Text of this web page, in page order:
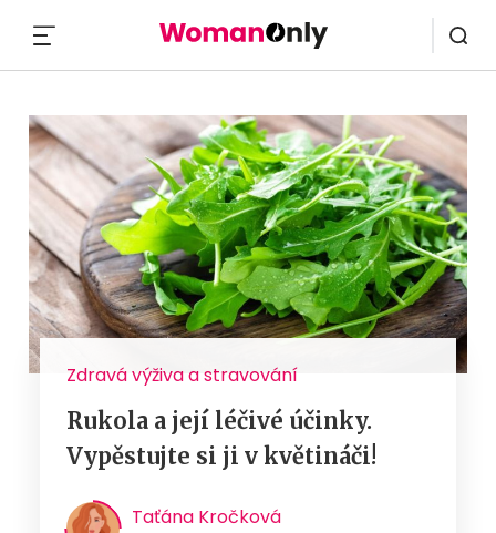
Zdravá výživa a stravování
Rukola a její léčivé účinky.
Vypěstujte si ji v květináči!
Taťána Kročková